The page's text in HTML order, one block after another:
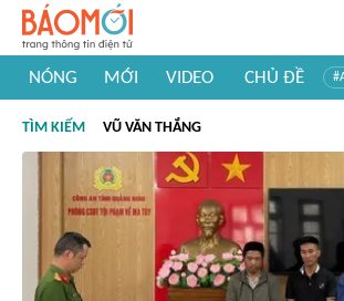
NÓNG MỚI VIDEO CHỦ ĐỀ
#Khám phá thế giới
TÌM KIẾM VŨ VĂN THẮNG